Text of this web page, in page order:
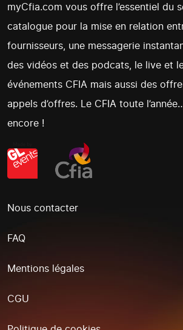
myCfia.com vous offre l’essentiel du
catalogue pour la mise en relation
fournisseurs, une messagerie
des vidéos et des podcats, le live et
événements CFIA mais aussi des
appels d’offres. Le CFIA toute
encore !
Nous contacter
FAQ
Mentions légales
CGU